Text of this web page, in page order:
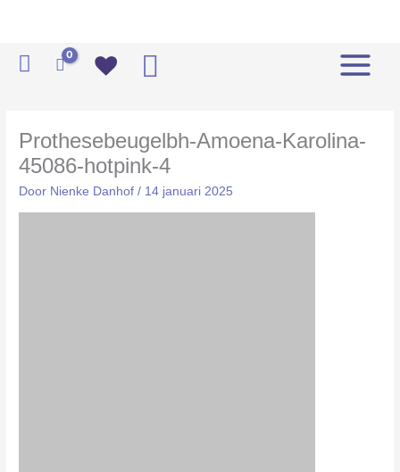
inhoud
Zoeken
Prothesebeugelbh-Amoena-Karolina-
45086-hotpink-4
Door Nienke Danhof/ 14 januari 2025